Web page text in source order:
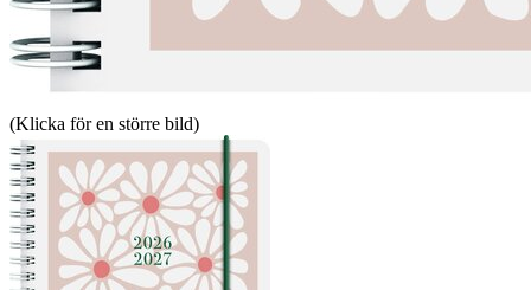
(Klicka för en större bild)